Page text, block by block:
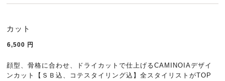
カット
6,500 円
顔型、骨格に合わせ、ドライカットで仕上げるCAMINOIAデザイ
ンカット【ＳＢ込、コテスタイリング込】全スタイリストがTOP